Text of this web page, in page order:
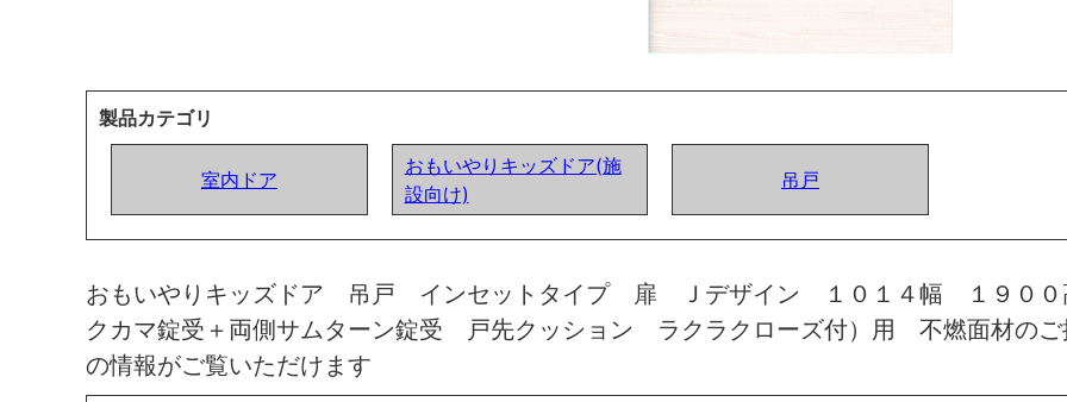
製品カテゴリ
室内ドア
おもいやりキッズドア(施
設向け)
吊戸
おもいやりキッズドア 吊戸 インセットタイプ 扉 Ｊデザイン １０１４幅 １９０
クカマ錠受＋両側サムターン錠受 戸先クッション ラクラクローズ付）用 不燃面材のご
の情報がご覧いただけます